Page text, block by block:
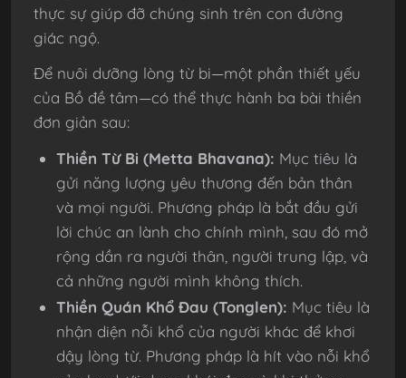
thực sự giúp đỡ chúng sinh trên con đường
giác ngộ.
Để nuôi dưỡng lòng từ bi—một phần thiết yếu
của Bồ đề tâm—có thể thực hành ba bài thiền
đơn giản sau:
Thiền Từ Bi (Metta Bhavana): Mục tiêu là
gửi năng lượng yêu thương đến bản thân
và mọi người. Phương pháp là bắt đầu gửi
lời chúc an lành cho chính mình, sau đó mở
rộng dần ra người thân, người trung lập, và
cả những người mình không thích.
Thiền Quán Khổ Đau (Tonglen): Mục tiêu là
nhận diện nỗi khổ của người khác để khơi
dậy lòng từ. Phương pháp là hít vào nỗi khổ